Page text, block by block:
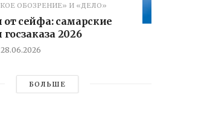
ОБОЗРЕНИЕ» И «ДЕЛО»
сейфа: самарские
госзаказа 2026
БОЛЬШЕ